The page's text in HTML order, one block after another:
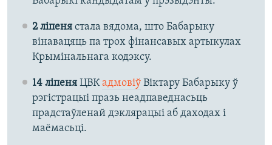
2 ліпенястала вядома, што Бабарыку
вінавацяць па трох фінансавых артыкулах
Крымінальнага кодэксу.
14 ліпеняЦВКадмовіўВіктару Бабарыку ў
рэгістрацыі празь неадпаведнасьць
прадстаўленай дэклярацыі аб даходах і
маёмасьці.